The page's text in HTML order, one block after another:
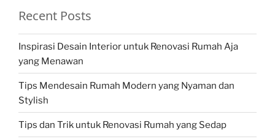
Recent Posts
Inspirasi Desain Interior untuk Renovasi Rumah Aja
yang Menawan
Tips Mendesain Rumah Modern yang Nyaman dan
Stylish
Tips dan Trik untuk Renovasi Rumah yang Sedap